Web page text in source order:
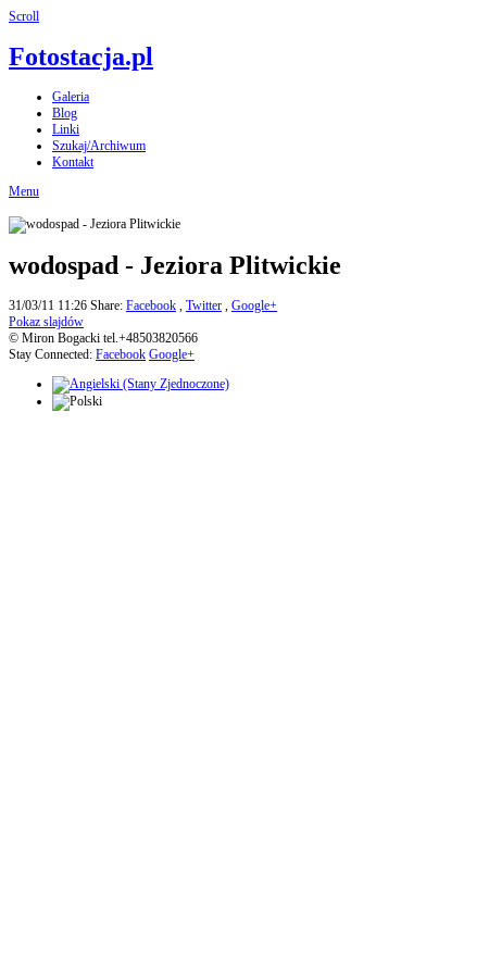
Scroll
Fotostacja.pl
Galeria
Blog
Linki
Szukaj/Archiwum
Kontakt
Menu
wodospad - Jeziora Plitwickie
31/03/11 11:26 Share: Facebook , Twitter , Google+
Pokaz slajdów
© Miron Bogacki tel.+48503820566
Stay Connected: Facebook Google+